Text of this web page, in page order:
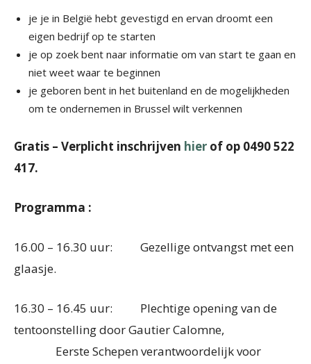
je je in België hebt gevestigd en ervan droomt een
eigen bedrijf op te starten
je op zoek bent naar informatie om van start te gaan en
niet weet waar te beginnen
je geboren bent in het buitenland en de mogelijkheden
om te ondernemen in Brussel wilt verkennen
Gratis – Verplicht inschrijven hier of op 0490 522
417.
Programma :
16.00 – 16.30 uur: Gezellige ontvangst met een
glaasje.
16.30 – 16.45 uur: Plechtige opening van de
tentoonstelling door Gautier Calomne,
Eerste Schepen verantwoordelijk voor